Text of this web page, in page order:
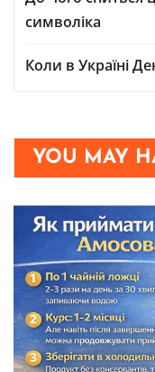
символіка
Коли в Україні
YOU MAY